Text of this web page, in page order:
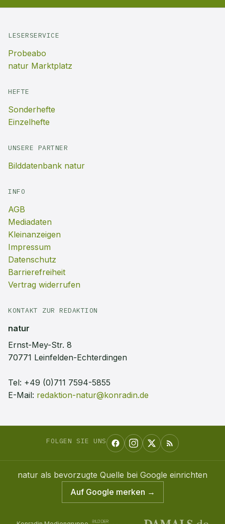
LESERSERVICE
Probeabo
natur Marktplatz
HEFTE
Sonderhefte
Einzelhefte
UNSERE PARTNER
Bilddatenbank natur
INFO
AGB
Mediadaten
Kleinanzeigen
Impressum
Datenschutz
Barrierefreiheit
Vertrag widerrufen
KONTAKT ZUR REDAKTION
natur
Ernst-Mey-Str. 8
70771 Leinfelden-Echterdingen
Tel: +49 (0)711 7594-5855
E-Mail: redaktion-natur@konradin.de
FOLGEN SIE UNS
natur als bevorzugte Quelle bei Google einrichten
Auf Google merken →